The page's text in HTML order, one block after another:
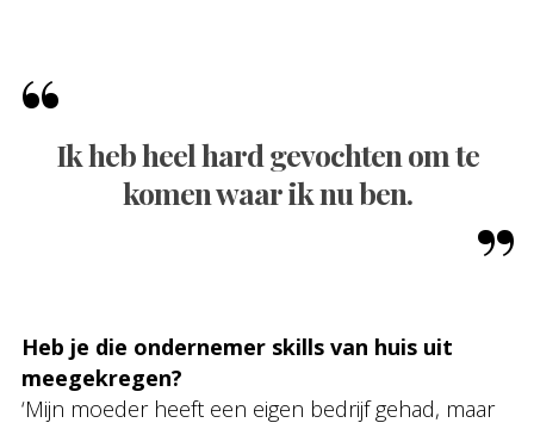
Ik heb heel hard gevochten om te
komen waar ik nu ben.
Heb je die ondernemer skills van huis uit
meegekregen?
‘Mijn moeder heeft een eigen bedrijf gehad, maar